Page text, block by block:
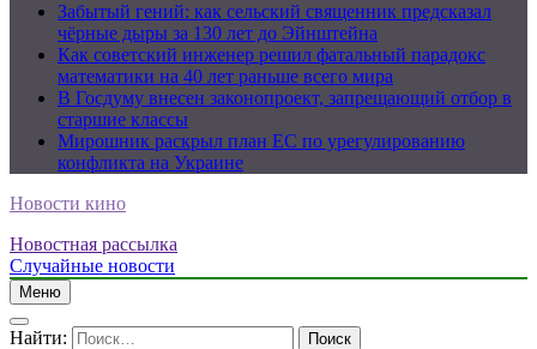
Забытый гений: как сельский священник предсказал
чёрные дыры за 130 лет до Эйнштейна
Как советский инженер решил фатальный парадокс
математики на 40 лет раньше всего мира
В Госдуму внесен законопроект, запрещающий отбор в
старшие классы
Мирошник раскрыл план ЕС по урегулированию
конфликта на Украине
Новости кино
Новостная рассылка
Случайные новости
Меню
Найти: